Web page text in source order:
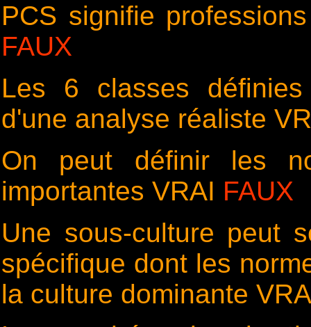
PCS signifie
FAUX
Les 6 classes
d'une analyse réaliste
On peut définir les
importantes VRAI FAUX
Une sous-culture peut
spécifique dont les
la culture dominante